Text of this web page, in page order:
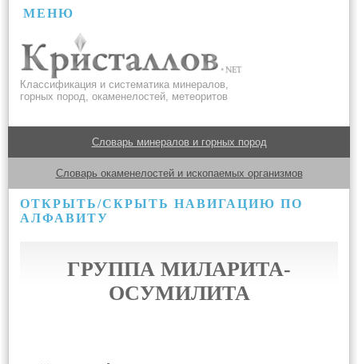
МЕНЮ
Классификация и систематика минералов,
горных пород, окаменелостей, метеоритов
Словарь минералов и горных пород
Словарь окаменелостей и ископаемых организмов
ОТКРЫТЬ/СКРЫТЬ НАВИГАЦИЮ ПО
АЛФАВИТУ
ГРУППА МИЛАРИТА-
ОСУМИЛИТА